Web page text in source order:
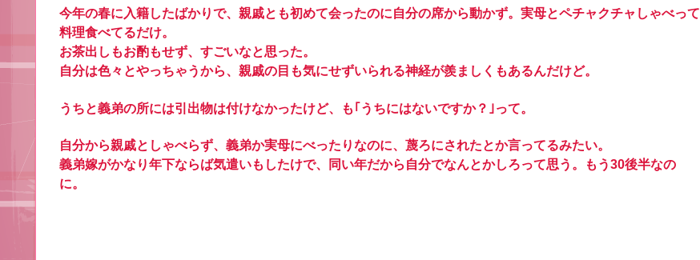
今年の春に入籍したばかりで、親戚とも初めて会ったのに自分の席から動かず。実母とペチャクチャしゃべって
料理食べてるだけ。
お茶出しもお酌もせず、すごいなと思った。
自分は色々とやっちゃうから、親戚の目も気にせずいられる神経が羨ましくもあるんだけど。
うちと義弟の所には引出物は付けなかったけど、も｢うちにはないですか？｣って。
自分から親戚としゃべらず、義弟か実母にべったりなのに、蔑ろにされたとか言ってるみたい。
義弟嫁がかなり年下ならば気遣いもしたけで、同い年だから自分でなんとかしろって思う。もう30後半なの
に。